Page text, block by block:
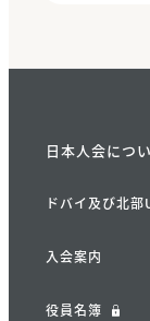
日本人会につ
ドバイ及び北
入会案内
役員名簿